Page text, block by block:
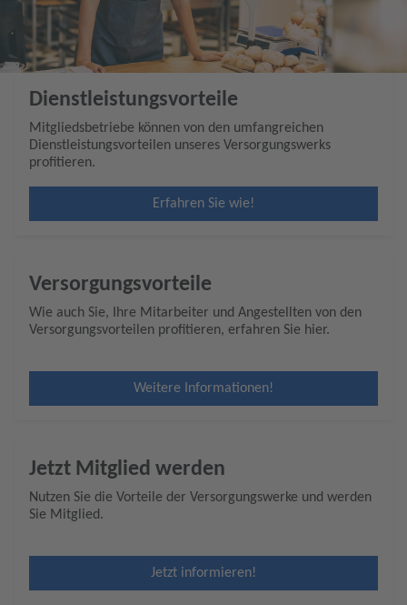
Dienstleistungsvorteile
Mitgliedsbetriebe können von den umfangreichen
Dienstleistungsvorteilen unseres Versorgungswerks
profitieren.
Erfahren Sie wie!
Versorgungsvorteile
Wie auch Sie, Ihre Mitarbeiter und Angestellten von den
Versorgungsvorteilen profitieren, erfahren Sie hier.
Weitere Informationen!
Jetzt Mitglied werden
Nutzen Sie die Vorteile der Versorgungswerke und werden
Sie Mitglied.
Jetzt informieren!